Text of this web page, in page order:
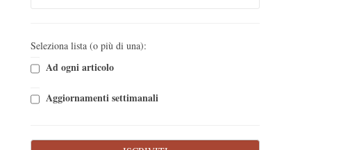
Seleziona lista (o più di una):
Ad ogni articolo
Aggiornamenti settimanali